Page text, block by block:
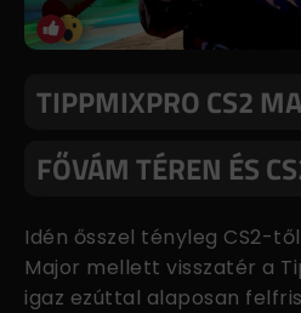
TIPPMIXPRO CS2
FŐVÁM TÉREN ÉS
Idén ősszel tényleg CS2-
Major mellett visszatér a
igaz ezúttal alaposan